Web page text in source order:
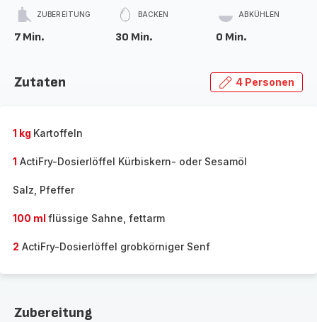
ZUBEREITUNG
7 Min.
BACKEN
30 Min.
ABKÜHLEN
0 Min.
Zutaten 4 Personen
1 kg Kartoffeln
1 ActiFry-Dosierlöffel Kürbiskern- oder Sesamöl
Salz, Pfeffer
100 ml flüssige Sahne, fettarm
2 ActiFry-Dosierlöffel grobkörniger Senf
Zubereitung